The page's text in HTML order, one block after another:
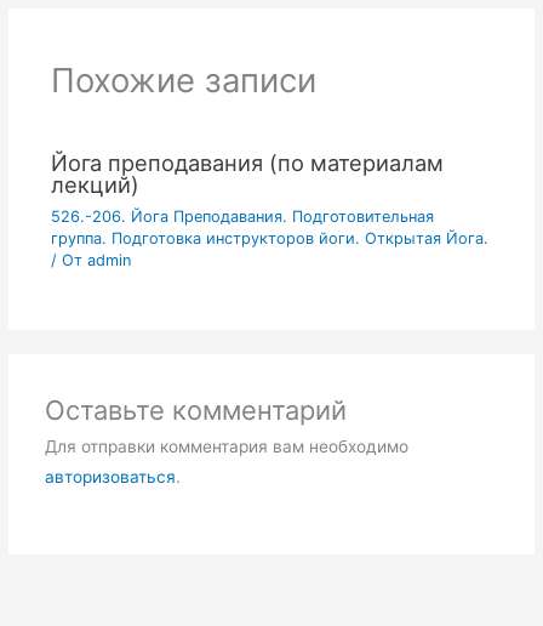
Похожие записи
Йога преподавания (по материалам
лекций)
526.-206. Йога Преподавания. Подготовительная
группа. Подготовка инструкторов йоги. Открытая Йога.
/ От admin
Оставьте комментарий
Для отправки комментария вам необходимо
авторизоваться.